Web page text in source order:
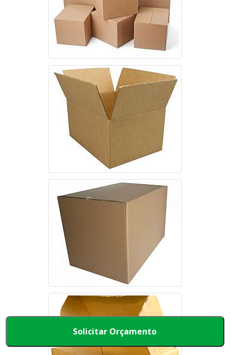
Solicitar Orçamento